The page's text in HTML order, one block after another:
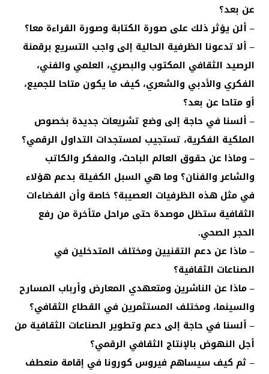
عن بعد؟
– ألن يؤثر ذلك على صورة الكتابة وصورة القراءة معا؟
– ألا تدعونا الظرفية الحالية إلى واجب التسريع برقمنة
الرصيد الثقافي المكتوب والبصري، العلمي والفني،
الفكري والأدبي والشعري، كيف ما يكون متاحا للجميع،
أو متاحا عن بعد؟
– ألسنا في حاجة إلى وضع تشريعات جديدة بخصوص
الملكية الفكرية، تستجيب لمستجدات التداول الرقمي؟
– وماذا عن حقوق العالم الباحث، والمفكر والكاتب
والشاعر والفنان؟ وما هي السبل الكفيلة بدعم هؤلاء
في مثل هذه الظرفيات العصيبة؟ خاصة وأن الفضاءات
الثقافية ستظل موصدة حتى مراحل متأخرة من رفع
الحجر الصحي.
– ماذا عن دعم التقنيين ومختلف المتدخلين في
الصناعات الثقافية؟
– ماذا عن الناشرين ومتعهدي المعارض وأرباب المسارح
والسينما، ومختلف المستثمرين في القطاع الثقافي؟
– ألسنا في حاجة إلى دعم وتطوير الصناعات الثقافية من
أجل النهوض بالإنتاج الثقافي الرقمي؟
– ثم كيف سيساهم فيروس كورونا في إقامة منعطف